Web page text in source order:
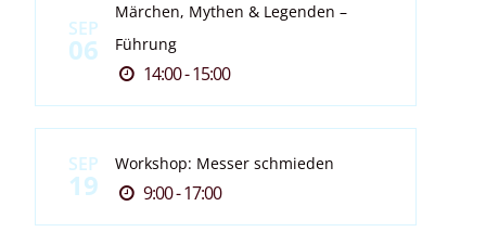
SEP
06
Märchen, Mythen & Legenden –
Führung
14:00 - 15:00
SEP
19
Workshop: Messer schmieden
9:00 - 17:00